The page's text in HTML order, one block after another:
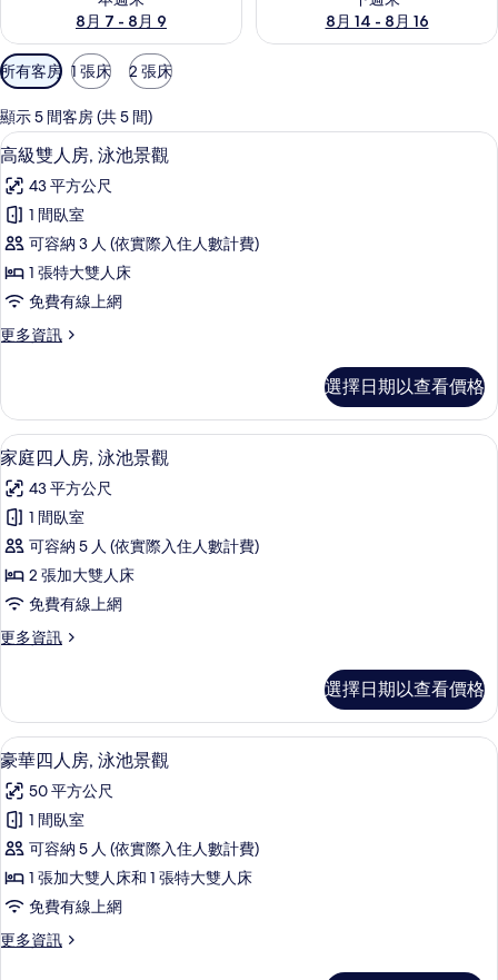
8月 7 - 8月 9
8月 14 - 8月 16
可
用
的
客
房
篩
選
條
所有客房 1 張床 2 張床
顯示 5 間客房 (共 5 間)
顯
示
高
級
雙
人
泳
景
觀
的
所
有
相
片
高級雙人房, 泳池景觀 | 羽絨被、迷你
5
高級雙人房, 泳池景觀
43 平方公尺
1 間臥室
可容納 3 人 (依實際入住人數計費)
1 張特大雙人床
免費有線上網
更多資訊
更
雙
人
房,
泳
池
景
觀
的
詳
情
選擇日期以查看價格
顯
示
家
庭
四
人
泳
景
觀
的
所
有
相
片
家庭四人房, 泳池景觀 | 羽絨被、迷你
5
家庭四人房, 泳池景觀
43 平方公尺
1 間臥室
可容納 5 人 (依實際入住人數計費)
2 張加大雙人床
免費有線上網
更多資訊
更
四
人
房,
池
景
觀
的
詳
情
選擇日期以查看價格
顯
示
豪
華
四
人
泳
豪華四人房, 泳池景觀 | 羽絨被、迷你
5
豪華四人房, 泳池景觀
50 平方公尺
1 間臥室
可容納 5 人 (依實際入住人數計費)
1 張加大雙人床和 1 張特大雙人床
免費有線上網
更多資訊
更